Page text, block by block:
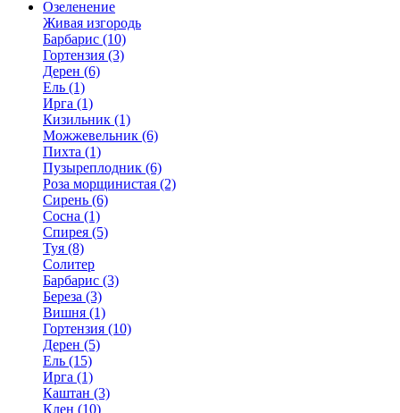
Озеленение
Живая изгородь
Барбарис (10)
Гортензия (3)
Дерен (6)
Ель (1)
Ирга (1)
Кизильник (1)
Можжевельник (6)
Пихта (1)
Пузыреплодник (6)
Роза морщинистая (2)
Сирень (6)
Сосна (1)
Спирея (5)
Туя (8)
Солитер
Барбарис (3)
Береза (3)
Вишня (1)
Гортензия (10)
Дерен (5)
Ель (15)
Ирга (1)
Каштан (3)
Клен (10)